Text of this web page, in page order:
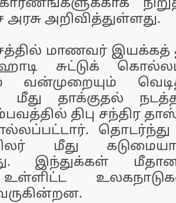
காரணங்களுக்காக
அறிவித்துள்ளது.
மாணவர்
சுட்டுக்
வன்முறையும்
மீது தாக்குதல்
திபு சந்திர
மீது
இந்துக்கள் மீதான